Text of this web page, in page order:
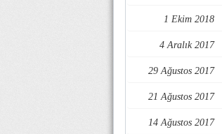
1 Ekim 2018
4 Aralık 2017
29 Ağustos 2017
21 Ağustos 2017
14 Ağustos 2017